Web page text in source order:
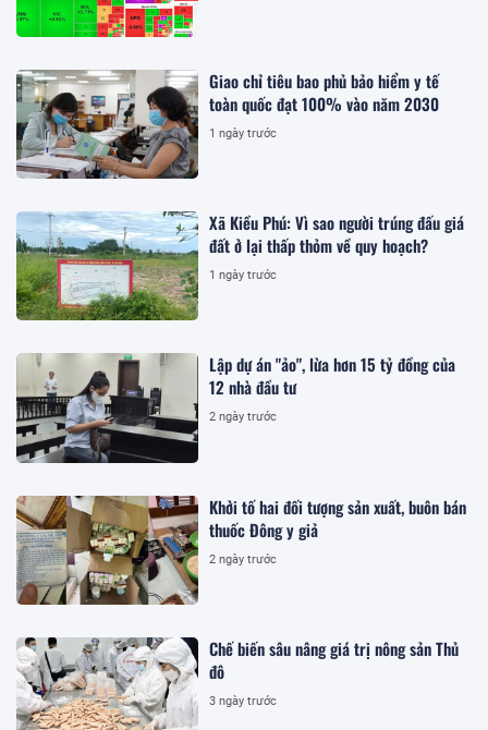
Giao chỉ tiêu bao phủ bảo hiểm y tế
toàn quốc đạt 100% vào năm 2030
1 ngày trước
Xã Kiều Phú: Vì sao người trúng đấu giá
đất ở lại thấp thỏm về quy hoạch?
1 ngày trước
Lập dự án "ảo", lừa hơn 15 tỷ đồng của
12 nhà đầu tư
2 ngày trước
Khởi tố hai đối tượng sản xuất, buôn bán
thuốc Đông y giả
2 ngày trước
Chế biến sâu nâng giá trị nông sản Thủ
đô
3 ngày trước